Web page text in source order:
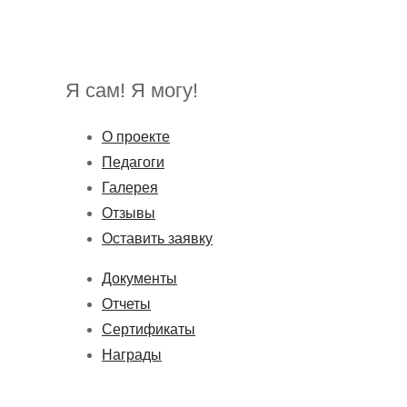
Я сам! Я могу!
О проекте
Педагоги
Галерея
Отзывы
Оставить заявку
Документы
Отчеты
Сертификаты
Награды